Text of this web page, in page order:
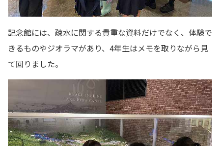
記念館には、疎水に関する貴重な資料だけでなく、体験で
きるものやジオラマがあり、4年生はメモを取りながら見
て回りました。